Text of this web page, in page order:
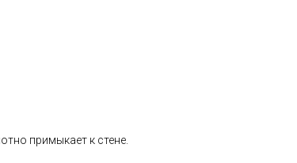
примыкает к стене.